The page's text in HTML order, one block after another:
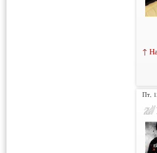
↑
Пт,